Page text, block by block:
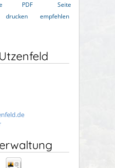
PDF
drucken
Seite
empfehlen